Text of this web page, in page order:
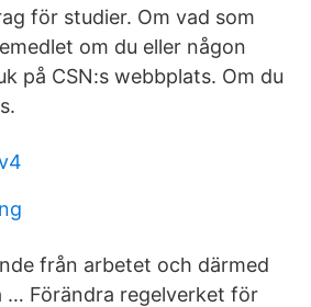
för studier. Om vad som
om du eller någon
på CSN:s webbplats. Om du
från arbetet och därmed
… Förändra regelverket för